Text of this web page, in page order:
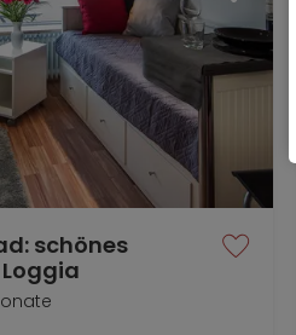
schönes